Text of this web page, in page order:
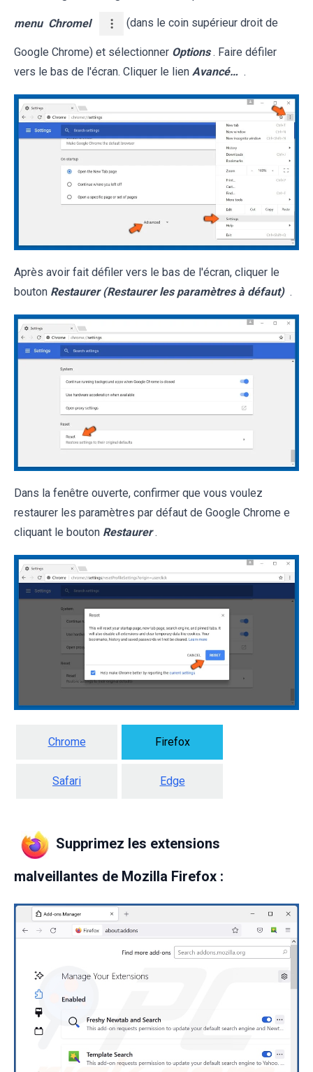
menu Chromel (dans le coin supérieur droit de
Google Chrome) et sélectionner Options . Faire défiler
vers le bas de l'écran. Cliquer le lien Avancé… .
Après avoir fait défiler vers le bas de l'écran, cliquer le
bouton Restaurer (Restaurer les paramètres à défaut) .
Dans la fenêtre ouverte, confirmer que vous voulez
restaurer les paramètres par défaut de Google Chrome e
cliquant le bouton Restaurer .
Chrome Firefox
Safari Edge
Supprimez les extensions
malveillantes de Mozilla Firefox :